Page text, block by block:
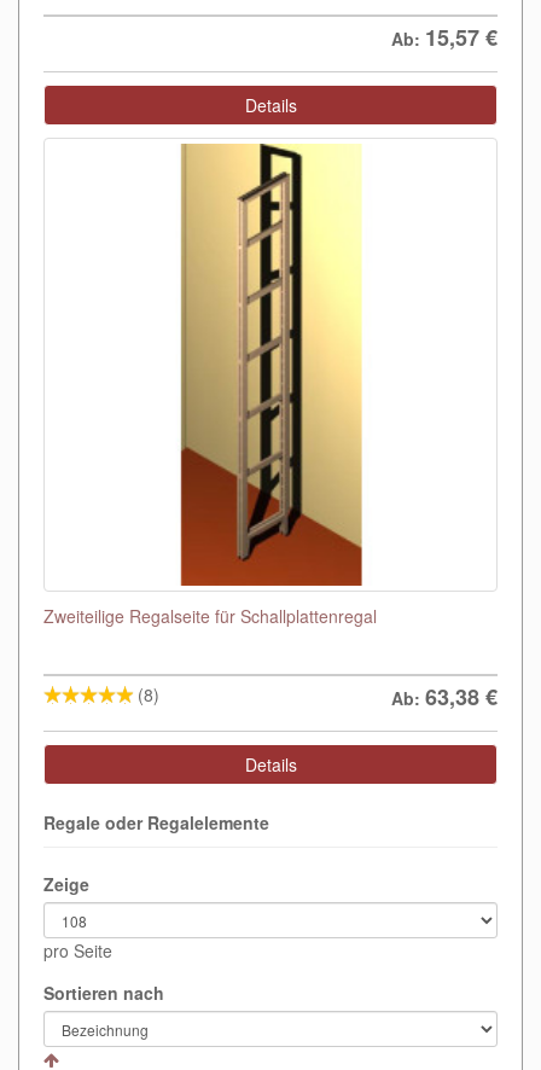
Ab: 15,57€
Details
Zweiteilige Regalseite für Schallplattenregal
(8) Ab: 63,38€
Details
Regale oder Regalelemente
Zeige
pro Seite
Sortieren nach